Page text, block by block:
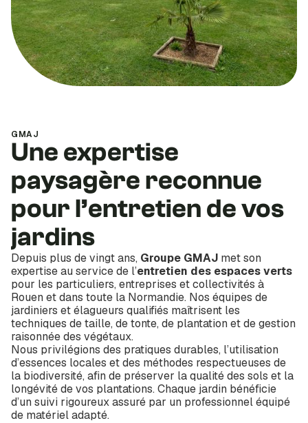
GMAJ
Une expertise
paysagère reconnue
pour l’entretien de vos
jardins
Depuis plus de vingt ans, Groupe GMAJ met son
expertise au service de l’entretien des espaces verts
pour les particuliers, entreprises et collectivités à
Rouen et dans toute la Normandie. Nos équipes de
jardiniers et élagueurs qualifiés maîtrisent les
techniques de taille, de tonte, de plantation et de gestion
raisonnée des végétaux.
Nous privilégions des pratiques durables, l’utilisation
d’essences locales et des méthodes respectueuses de
la biodiversité, afin de préserver la qualité des sols et la
longévité de vos plantations. Chaque jardin bénéficie
d’un suivi rigoureux assuré par un professionnel équipé
de matériel adapté.